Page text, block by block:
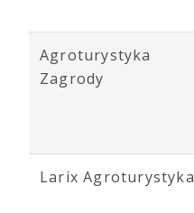
Agroturystyka
Zagrody
Larix Agroturystyka